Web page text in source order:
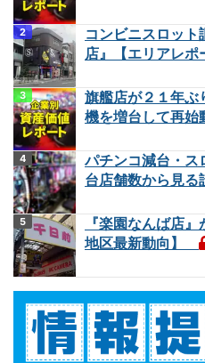
コンビニスロッ
店』【エリアレ
旗艦店が２１年ぶ
機を増台して再
パチンコ減台・ス
台店舗数から見
『楽園なんば店
地区最新動向】